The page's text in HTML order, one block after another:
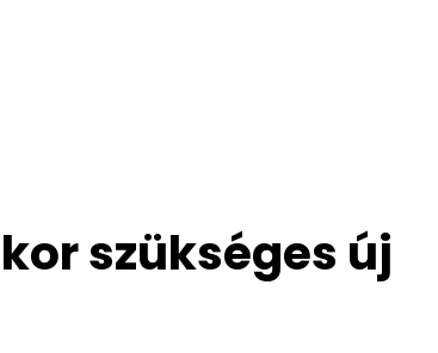
szükséges új